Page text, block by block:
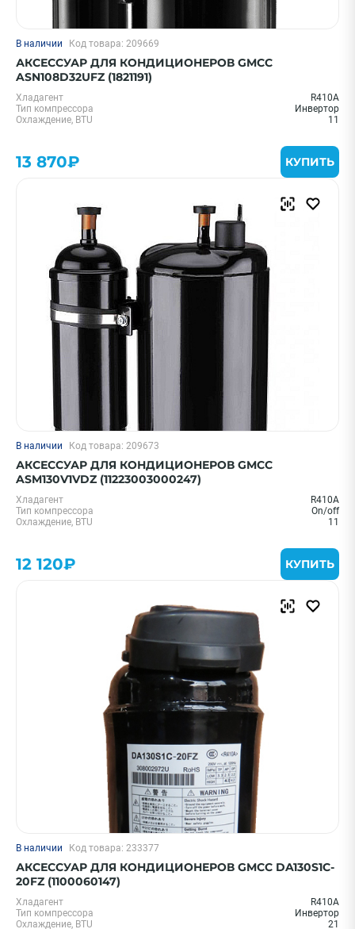
В наличии Код товара: 209669
АКСЕССУАР ДЛЯ КОНДИЦИОНЕРОВ GMCC
ASN108D32UFZ (1821191)
Хладагент
R410A
Тип компрессора
Инвертор
Охлаждение, BTU
11
13 870₽ КУПИТЬ
В наличии Код товара: 209673
АКСЕССУАР ДЛЯ КОНДИЦИОНЕРОВ GMCC
ASM130V1VDZ (11223003000247)
Хладагент
R410A
Тип компрессора
On/off
Охлаждение, BTU
11
12 120₽ КУПИТЬ
В наличии Код товара: 233377
АКСЕССУАР ДЛЯ КОНДИЦИОНЕРОВ GMCC DA130S1C-
20FZ (1100060147)
Хладагент
R410A
Тип компрессора
Инвертор
Охлаждение, BTU
21